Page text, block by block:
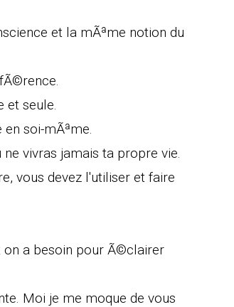
et la mÃªme notion du
et seule.
soi-mÃªme.
vivras jamais ta propre vie.
vous devez l'utiliser et faire
on a besoin pour Ã©clairer
Moi je me moque de vous